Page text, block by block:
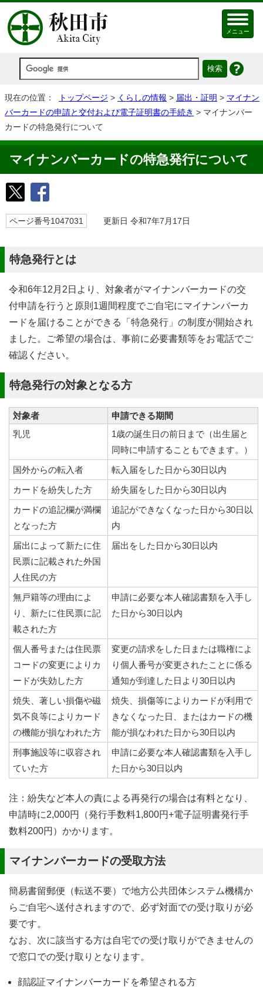
メニュー
現在の位置： トップページ > くらしの情報 > 届出・証明 > マイナン
バーカードの申請と交付および電子証明書の手続き > マイナンバー
カードの特急発行について
マイナンバーカードの特急発行について
ページ番号1047031 更新日 令和7年7月17日
特急発行とは
令和6年12月2日より、対象者がマイナンバーカードの交
付申請を行うと原則1週間程度でご自宅にマイナンバーカ
ードを届けることができる「特急発行」の制度が開始され
ました。ご希望の場合は、事前に必要書類等をお電話でご
確認ください。
特急発行の対象となる方
対象者
申請できる期間
乳児
1歳の誕生日の前日まで（出生届と
同時に申請することもできます。）
国外からの転入者
転入届をした日から30日以内
カードを紛失した方
紛失届をした日から30日以内
カードの追記欄が満欄
となった方
追記ができなくなった日から30日以
内
届出によって新たに住
民票に記載された外国
人住民の方
届出をした日から30日以内
無戸籍等の理由によ
り、新たに住民票に記
載された方
申請に必要な本人確認書類を入手し
た日から30日以内
個人番号または住民票
コードの変更によりカ
ードが失効した方
変更の請求をした日または職権によ
り個人番号が変更されたことに係る
通知が到達した日より30日以内
焼失、著しい損傷や磁
気不良等によりカード
の機能が損なわれた方
焼失、損傷等によりカードが利用で
きなくなった日、またはカードの機
能が損なわれた日から30日以内
刑事施設等に収容され
ていた方
申請に必要な本人確認書類を入手し
た日から30日以内
注：紛失など本人の責による再発行の場合は有料となり、
申請時に2,000円（発行手数料1,800円+電子証明書発行手
数料200円）かかります。
マイナンバーカードの受取方法
簡易書留郵便（転送不要）で地方公共団体システム機構か
らご自宅へ送付されますので、必ず対面での受け取りが必
要です。
なお、次に該当する方は自宅での受け取りができませんの
で窓口での受け取りとなります。
顔認証マイナンバーカードを希望される方